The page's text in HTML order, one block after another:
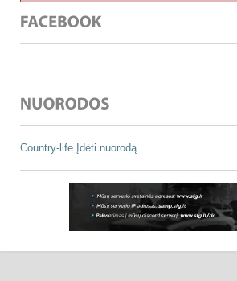
Country-life Įdėti nuorodą